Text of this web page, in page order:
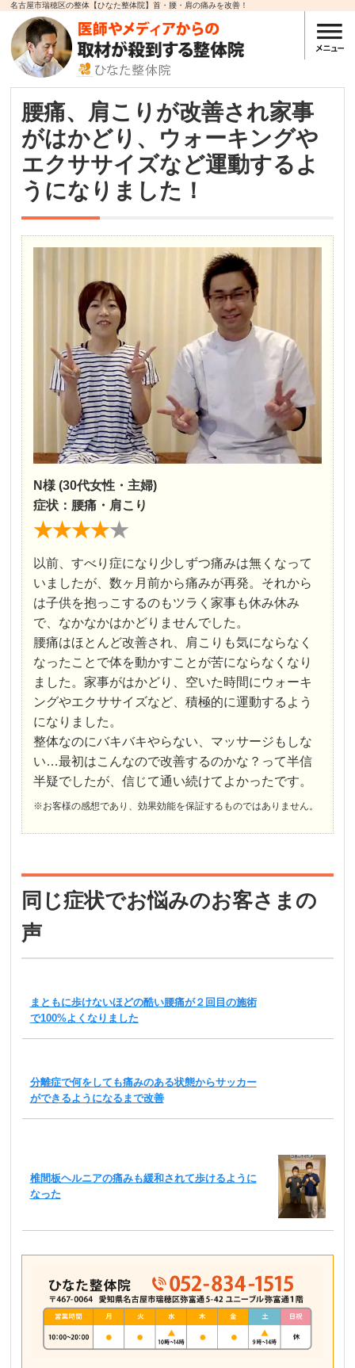
名古屋市瑞穂区の整体【ひなた整体院】首・腰・肩の痛みを改善！
腰痛、肩こりが改善され家事
がはかどり、ウォーキングや
エクササイズなど運動するよ
うになりました！
N様 (30代女性・主婦)
症状：腰痛・肩こり
★★★★★
以前、すべり症になり少しずつ痛みは無くなって
いましたが、数ヶ月前から痛みが再発。それから
は子供を抱っこするのもツラく家事も休み休み
で、なかなかはかどりませんでした。
腰痛はほとんど改善され、肩こりも気にならなく
なったことで体を動かすことが苦にならなくなり
ました。家事がはかどり、空いた時間にウォーキ
ングやエクササイズなど、積極的に運動するよう
になりました。
整体なのにバキバキやらない、マッサージもしな
い…最初はこんなので改善するのかな？って半信
半疑でしたが、信じて通い続けてよかったです。
※お客様の感想であり、効果効能を保証するものではありません。
同じ症状でお悩みのお客さまの
声
まともに歩けないほどの酷い腰痛が２回目の施術
で100%よくなりました
分離症で何をしても痛みのある状態からサッカー
ができるようになるまで改善
椎間板ヘルニアの痛みも緩和されて歩けるように
なった